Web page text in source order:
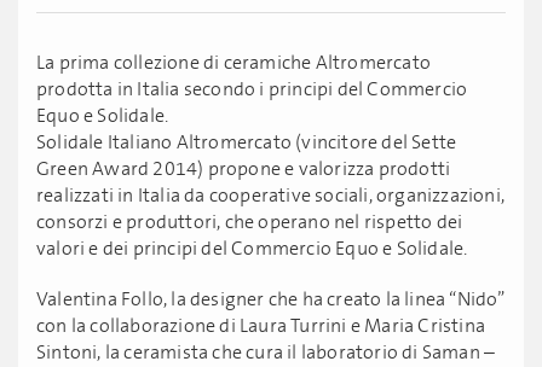
La prima collezione di ceramiche Altromercato
prodotta in Italia secondo i principi del Commercio
Equo e Solidale.
Solidale Italiano Altromercato (vincitore del Sette
Green Award 2014) propone e valorizza prodotti
realizzati in Italia da cooperative sociali, organizzazioni,
consorzi e produttori, che operano nel rispetto dei
valori e dei principi del Commercio Equo e Solidale.
Valentina Follo, la designer che ha creato la linea “Nido”
con la collaborazione di Laura Turrini e Maria Cristina
Sintoni, la ceramista che cura il laboratorio di Saman –